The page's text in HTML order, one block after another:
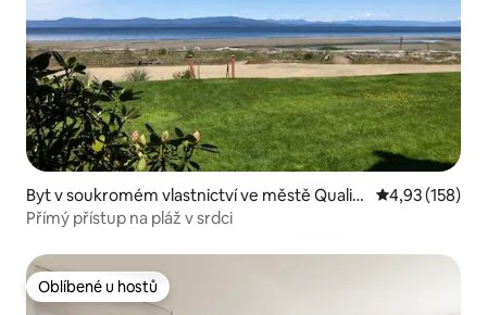
Byt v soukromém vlastnictví ve městě Qualic
um Beach
Průměrné
4,93 (158)
Přímý přístup na pláž v srdci
Oblíbené u hostů
Oblíbené u hostů